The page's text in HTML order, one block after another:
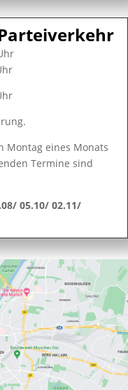
Montag eines Monats
Termine sind
05.10/ 02.11/